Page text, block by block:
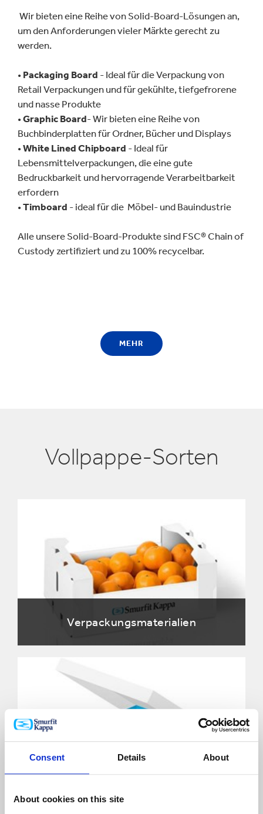
Consent Details About
About cookies on this site
Wir bieten eine Reihe von Solid-Board-Lösungen an,
um den Anforderungen vieler Märkte gerecht zu
werden.
• Packaging Board - Ideal für die Verpackung von
Retail Verpackungen und für gekühlte, tiefgefrorene
und nasse Produkte
•Graphic Board- Wir bieten eine Reihe von
Buchbinderplatten für Ordner, Bücher und Displays
•White Lined Chipboard - Ideal für
Lebensmittelverpackungen, die eine gute
Bedruckbarkeit und hervorragende Verarbeitbarkeit
erfordern
•Timboard - ideal für die Möbel- und Bauindustrie
Alle unsere Solid-Board-Produkte sind FSC® Chain of
Custody zertifiziert und zu 100% recycelbar.
MEHR
Vollpappe-Sorten
Verpackungsmaterialien